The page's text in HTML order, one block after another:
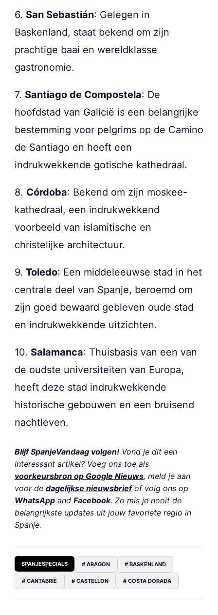
6. San Sebastián: Gelegen in
Baskenland, staat bekend om zijn
prachtige baai en wereldklasse
gastronomie.
7. Santiago de Compostela: De
hoofdstad van Galicië is een belangrijke
bestemming voor pelgrims op de Camino
de Santiago en heeft een
indrukwekkende gotische kathedraal.
8. Córdoba: Bekend om zijn moskee-
kathedraal, een indrukwekkend
voorbeeld van islamitische en
christelijke architectuur.
9. Toledo: Een middeleeuwse stad in het
centrale deel van Spanje, beroemd om
zijn goed bewaard gebleven oude stad
en indrukwekkende uitzichten.
10. Salamanca: Thuisbasis van een van
de oudste universiteiten van Europa,
heeft deze stad indrukwekkende
historische gebouwen en een bruisend
nachtleven.
Blijf SpanjeVandaag volgen! Vond je dit een
interessant artikel? Voeg ons toe als
voorkeursbron op Google Nieuws, meld je aan
voor de dagelijkse nieuwsbriefof volg ons op
WhatsApp and Facebook. Zo mis je nooit de
belangrijkste updates uit jouw favoriete regio in
Spanje.
SPANJESPECIALS # ARAGON # BASKENLAND
# CANTABRIË # CASTELLON # COSTA DORADA